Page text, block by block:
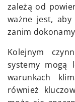
zależą od
ważne jest,
zanim
Kolejnym
systemy mogą
warunkach
również